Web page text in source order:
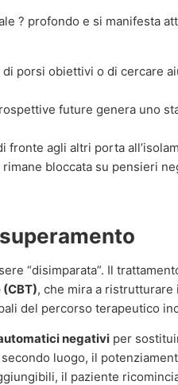
? profondo e si manifesta
di porsi obiettivi o di cercare
future genera uno
fronte agli altri porta
rimane bloccata su pensieri
“disimparata”. Il
, che mira a ristrutturare
del percorso terapeutico
negativi per
luogo, il
il paziente